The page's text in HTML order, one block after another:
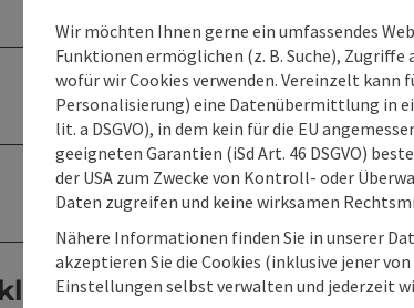
Wir möchten Ihnen gerne ein umfassendes
Funktionen ermöglichen (z. B. Suche),
wofür wir Cookies verwenden. Vereinzelt
Personalisierung) eine Datenübermittlung in
lit. a DSGVO), in dem kein für die EU
geeigneten Garantien (iSd Art. 46 DSGVO)
der USA zum Zwecke von Kontroll- oder
Daten zugreifen und keine wirksamen
Nähere Informationen finden Sie in unserer
akzeptieren Sie die Cookies (inklusive jener
Einstellungen selbst verwalten und jederzeit